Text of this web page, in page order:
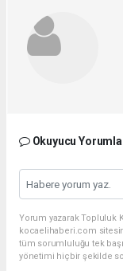
Okuyucu
Yorum yazarak Topluluk
kocaelihaberi.com
tüm sorumluluğu tek
yönetimi hiçbir şekilde